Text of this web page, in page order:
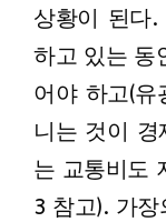
상황이 된다
하고 있는 동
어야 하고(
니는 것이 경
는 교통비도
3 참고). 가